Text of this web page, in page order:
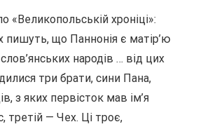
«Великопольській хроніці»:
пишуть, що Паннонія є матір’ю
народів … від цих
три брати, сини Пана,
з яких первісток мав ім’я
третій — Чех. Ці троє,